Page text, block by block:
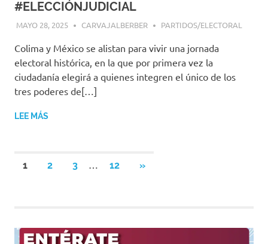
#ELECCIÓNJUDICIAL
MAYO 28, 2025 CARVAJALBERBER PARTIDOS/ELECTORAL
Colima y México se alistan para vivir una jornada
electoral histórica, en la que por primera vez la
ciudadanía elegirá a quienes integren el único de los
tres poderes de[…]
LEE MÁS
Navegación
1 2 3 … 12
SIGUIENTES
»